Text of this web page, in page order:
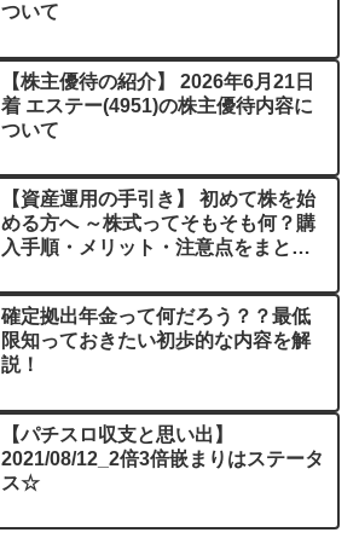
ついて
【株主優待の紹介】 2026年6月21日
着 エステー(4951)の株主優待内容に
ついて
【資産運用の手引き】 初めて株を始
める方へ ～株式ってそもそも何？購
入手順・メリット・注意点をまとめ
確定拠出年金って何だろう？？最低
限知っておきたい初歩的な内容を解
説！
【パチスロ収支と思い出】
2021/08/12_2倍3倍嵌まりはステータ
ス☆